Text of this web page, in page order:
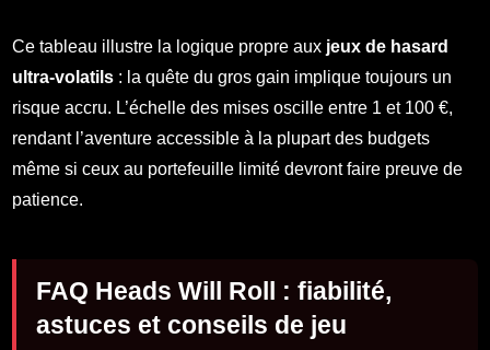
Ce tableau illustre la logique propre aux jeux de hasard
ultra-volatils : la quête du gros gain implique toujours un
risque accru. L’échelle des mises oscille entre 1 et 100 €,
rendant l’aventure accessible à la plupart des budgets
même si ceux au portefeuille limité devront faire preuve de
patience.
FAQ Heads Will Roll : fiabilité,
astuces et conseils de jeu